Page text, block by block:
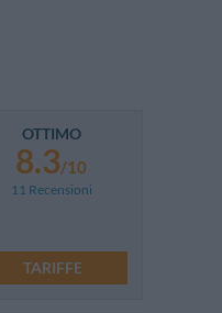
OTTIMO
8.3/10
11 Recensioni
TARIFFE